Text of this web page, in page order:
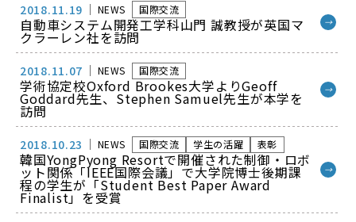
2018.11.19 NEWS 国際交流
自動車システム開発工学科山門 誠教授が英国マ
クラーレン社を訪問
→
2018.11.07 NEWS 国際交流
学術協定校Oxford Brookes大学よりGeoff
Goddard先生、Stephen Samuel先生が本学を
訪問
→
2018.10.23 NEWS 国際交流 学生の活躍 表彰
韓国YongPyong Resortで開催された制御・ロボ
ット関係「IEEE国際会議」で大学院博士後期課
程の学生が「Student Best Paper Award
Finalist」を受賞
→